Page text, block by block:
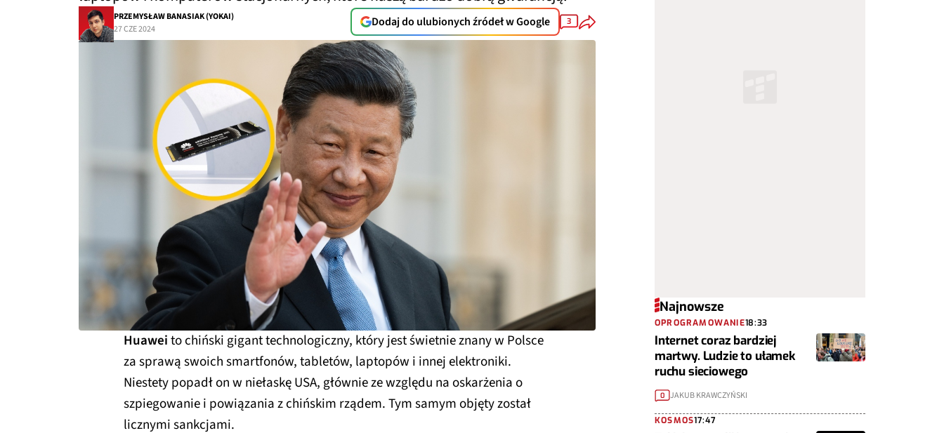
PRZEMYSŁAW BANASIAK (YOKAI)
27 CZE 2024
Dodaj do ulubionych źródeł w Google 3
Huaweito chiński gigant technologiczny, który jest świetnie znany w Polsce
za sprawą swoich smartfonów, tabletów, laptopów i innej elektroniki.
Niestety popadł on w niełaskę USA, głównie ze względu na oskarżenia o
szpiegowanie i powiązania z chińskim rządem. Tym samym objęty został
licznymi sankcjami.
Najnowsze
OPROGRAMOWANIE18:33
Internet coraz bardziej
martwy. Ludzie to ułamek
ruchu sieciowego
0 JAKUB KRAWCZYŃSKI
KOSMOS17:47